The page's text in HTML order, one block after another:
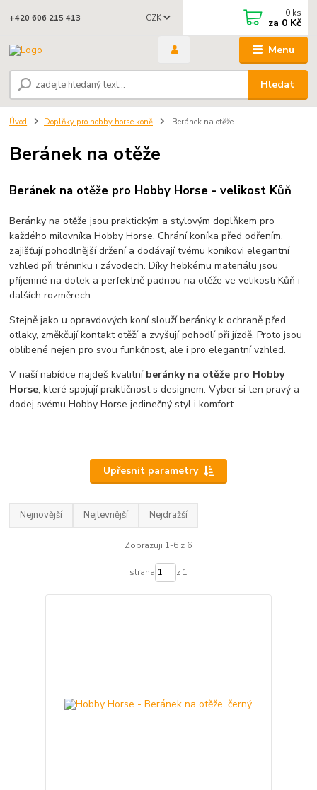
Menu
CZK
Hledat
+420 606 215 413 0 ks
za 0 Kč
Úvod Doplňky pro hobby horse koně Beránek na otěže
Beránek na otěže
Beránek na otěže pro Hobby Horse - velikost Kůň
Beránky na otěže jsou praktickým a stylovým doplňkem pro
každého milovníka Hobby Horse. Chrání koníka před odřením,
zajišťují pohodlnější držení a dodávají tvému koníkovi elegantní
vzhled při tréninku i závodech. Díky hebkému materiálu jsou
příjemné na dotek a perfektně padnou na otěže ve velikosti Kůň i
dalších rozměrech.
Stejně jako u opravdových koní slouží beránky k ochraně před
otlaky, změkčují kontakt otěží a zvyšují pohodlí při jízdě. Proto jsou
oblíbené nejen pro svou funkčnost, ale i pro elegantní vzhled.
V naší nabídce najdeš kvalitní beránky na otěže pro Hobby
Horse, které spojují praktičnost s designem. Vyber si ten pravý a
dodej svému Hobby Horse jedinečný styl i komfort.
Upřesnit parametry
Nejnovější Nejlevnější Nejdražší
Zobrazuji 1-6 z 6
strana z 1